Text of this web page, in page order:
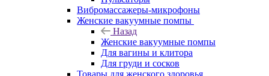
Вибромассажеры-микрофоны
Женские вакуумные помпы
Назад
Женские вакуумные помпы
Для вагины и клитора
Для груди и сосков
Товары для женского здоровья